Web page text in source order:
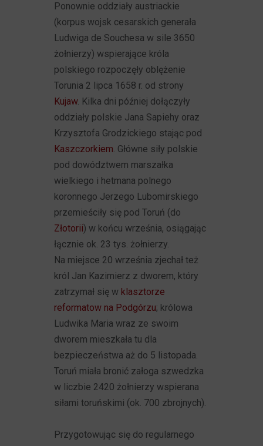
Ponownie oddziały austriackie
(korpus wojsk cesarskich generała
Ludwiga de Souchesa w sile 3650
żołnierzy) wspierające króla
polskiego rozpoczęły oblężenie
Torunia 2 lipca 1658 r. od strony
Kujaw. Kilka dni później dołączyły
oddziały polskie Jana Sapiehy oraz
Krzysztofa Grodzickiego stając pod
Kaszczorkiem. Główne siły polskie
pod dowództwem marszałka
wielkiego i hetmana polnego
koronnego Jerzego Lubomirskiego
przemieściły się pod Toruń (do
Złotorii) w końcu września, osiągając
łącznie ok. 23 tys. żołnierzy.
Na miejsce 20 września zjechał też
król Jan Kazimierz z dworem, który
zatrzymał się w klasztorze
reformatow na Podgórzu; królowa
Ludwika Maria wraz ze swoim
dworem mieszkała tu dla
bezpieczeństwa aż do 5 listopada.
Toruń miała bronić załoga szwedzka
w liczbie 2420 żołnierzy wspierana
siłami toruńskimi (ok. 700 zbrojnych).
Przygotowując się do regularnego